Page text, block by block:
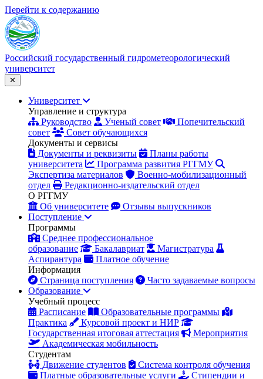
Перейти к содержанию
Российский государственный гидрометеорологический
университет
✕
Университет
Управление и структура
Руководство
Ученый совет
Попечительский
совет
Совет обучающихся
Документы и сервисы
Документы и реквизиты
Планы работы
университета
Программа развития РГГМУ
Экспертиза материалов
Военно-мобилизационный
отдел
Редакционно-издательский отдел
О РГГМУ
Об университете
Отзывы выпускников
Поступление
Программы
Среднее профессиональное
образование
Бакалавриат
Магистратура
Аспирантура
Платное обучение
Информация
Страница поступления
Часто задаваемые вопросы
Образование
Учебный процесс
Расписание
Образовательные программы
Практика
Курсовой проект и НИР
Государственная итоговая аттестация
Мероприятия
Академическая мобильность
Студентам
Движение студентов
Система контроля обучения
Платные образовательные услуги
Стипендии и